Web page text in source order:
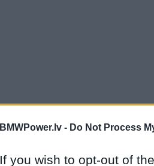
BMWPower.lv - Do Not Process
If you wish to opt-out of